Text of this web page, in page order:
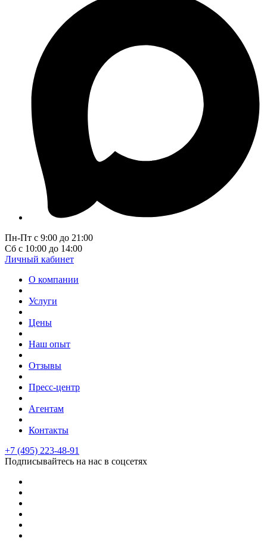
Пн-Пт с 9:00 до 21:00
Сб с 10:00 до 14:00
Личный кабинет
О компании
Услуги
Цены
Наш опыт
Отзывы
Пресс-центр
Агентам
Контакты
+7 (495) 223-48-91
Подписывайтесь на нас в соцсетях